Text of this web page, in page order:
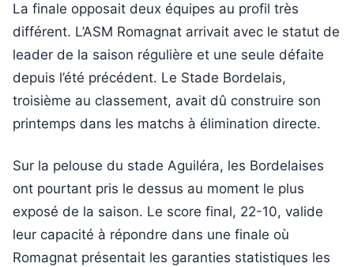
La finale opposait deux équipes au profil très
différent. L’ASM Romagnat arrivait avec le statut de
leader de la saison régulière et une seule défaite
depuis l’été précédent. Le Stade Bordelais,
troisième au classement, avait dû construire son
printemps dans les matchs à élimination directe.
Sur la pelouse du stade Aguiléra, les Bordelaises
ont pourtant pris le dessus au moment le plus
exposé de la saison. Le score final, 22-10, valide
leur capacité à répondre dans une finale où
Romagnat présentait les garanties statistiques les